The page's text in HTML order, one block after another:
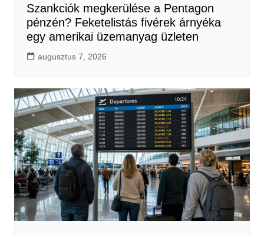
Szankciók megkerülése a Pentagon
pénzén? Feketelistás fivérek árnyéka
egy amerikai üzemanyag üzleten
augusztus 7, 2026